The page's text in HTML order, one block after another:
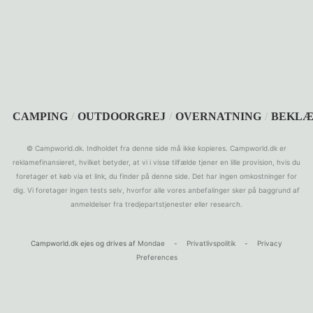
CAMPING / OUTDOORGREJ / OVERNATNING /
© Campworld.dk. Indholdet fra denne side må ikke kopieres. Campworld.dk er
reklamefinansieret, hvilket betyder, at vi i visse tilfælde tjener en lille provision, hvis du
foretager et køb via et link, du finder på denne side. Det har ingen omkostninger for
dig. Vi foretager ingen tests selv, hvorfor alle vores anbefalinger sker på baggrund af
anmeldelser fra tredjepartstjenester eller research.
Campworld.dk ejes og drives af Mondae - Privatlivspolitik -
Privacy
Preferences